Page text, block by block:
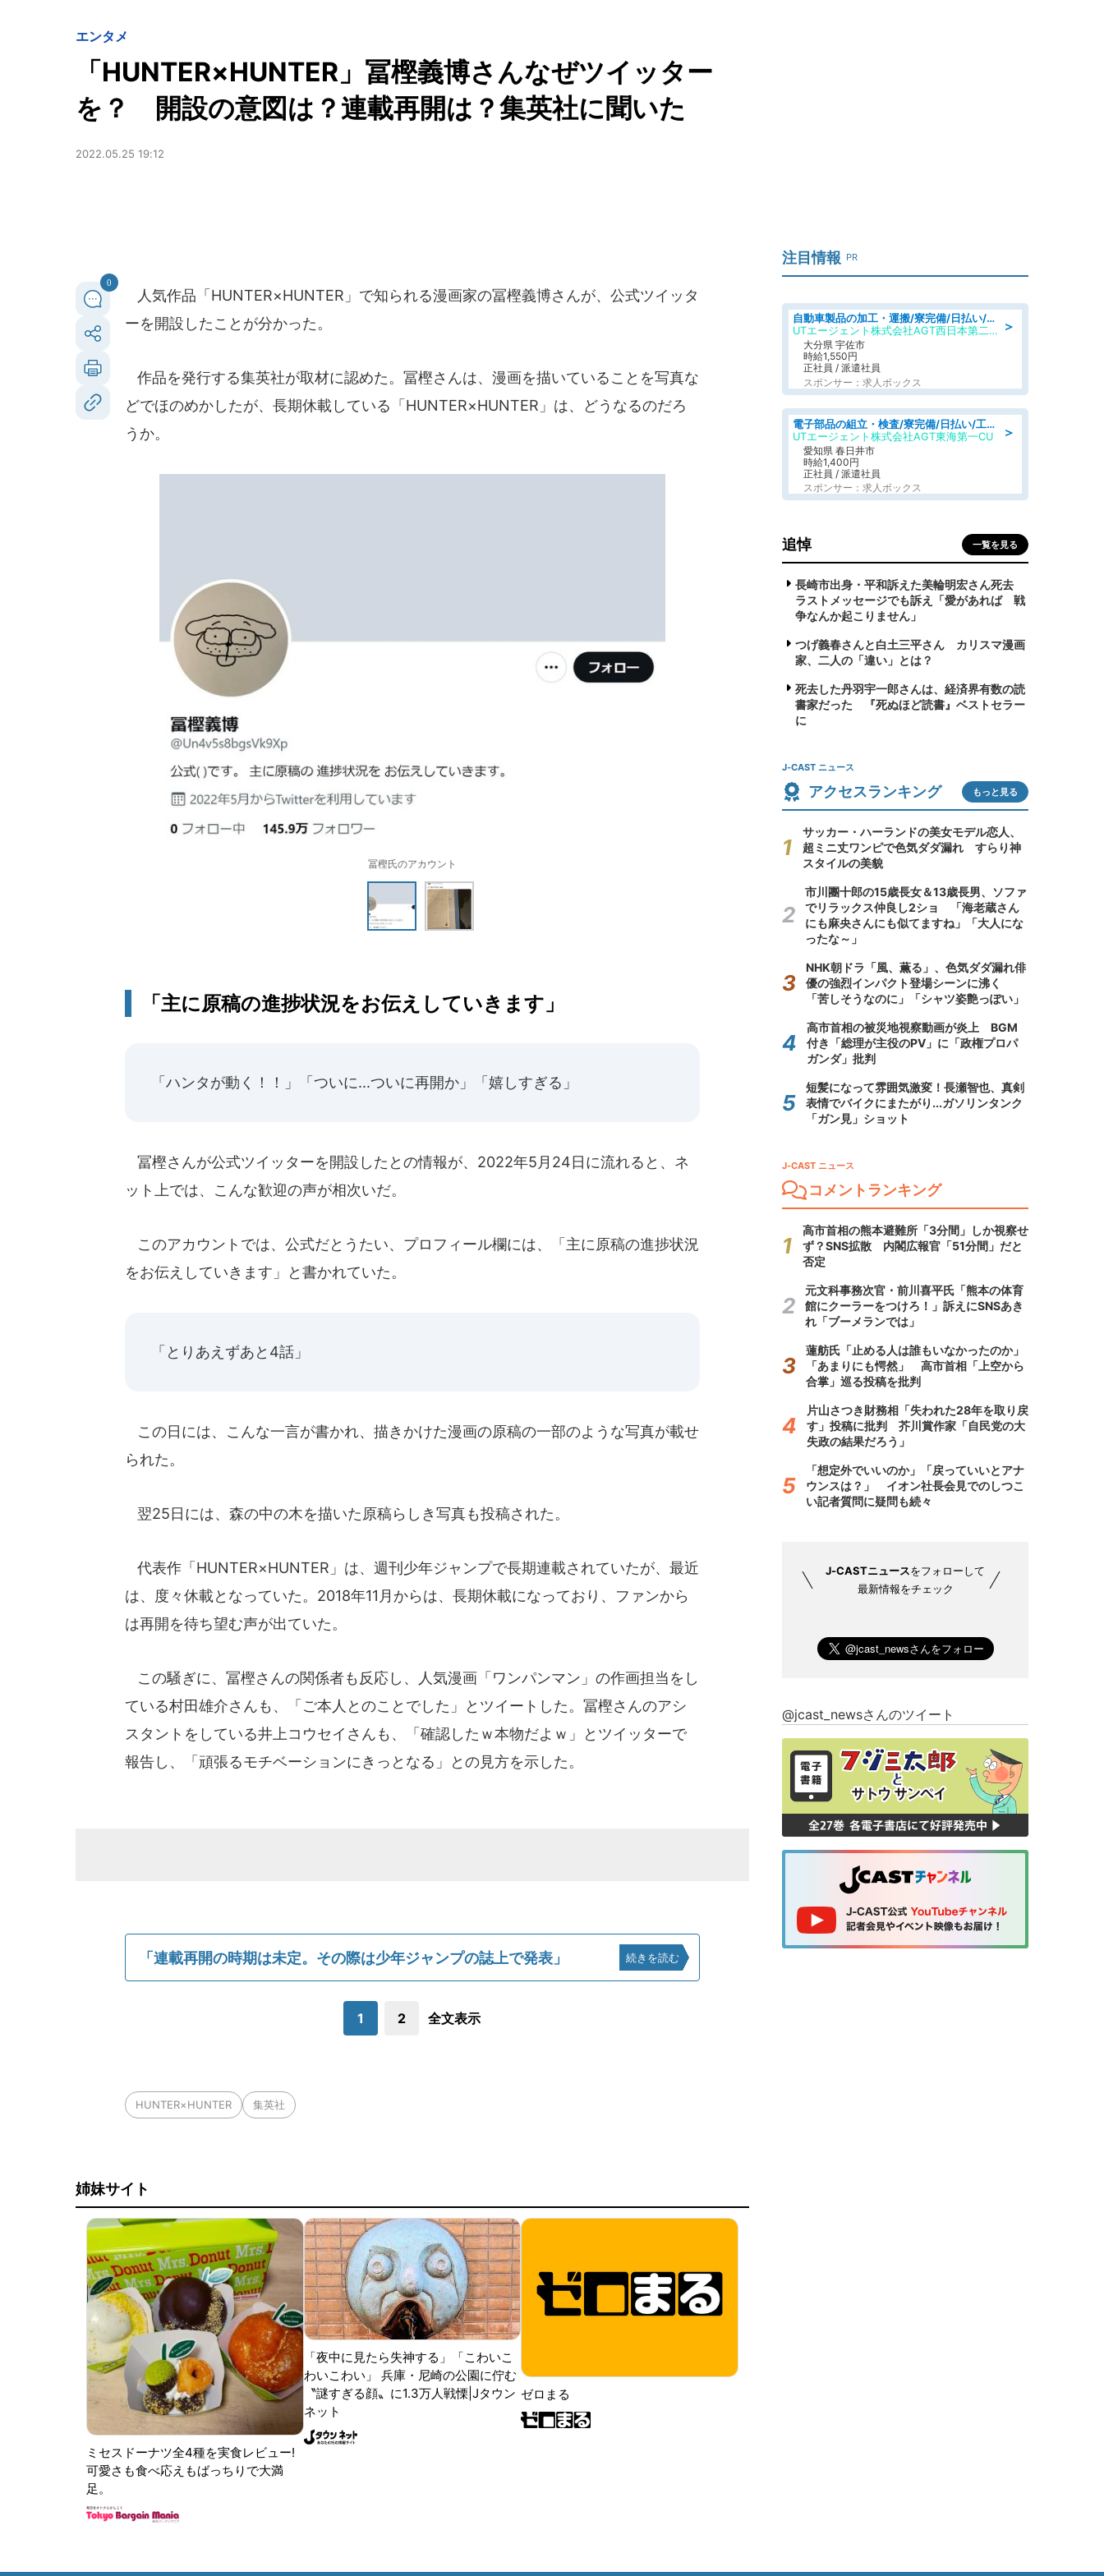
エンタメ
「HUNTER×HUNTER」冨樫義博さんなぜツイッター
を？ 開設の意図は？連載再開は？集英社に聞いた
2022.05.25 19:12
0
人気作品「HUNTER×HUNTER」で知られる漫画家の冨樫義博さんが、公式ツイッタ
ーを開設したことが分かった。
作品を発行する集英社が取材に認めた。冨樫さんは、漫画を描いていることを写真な
どでほのめかしたが、長期休載している「HUNTER×HUNTER」は、どうなるのだろ
うか。
冨樫氏のアカウント
「主に原稿の進捗状況をお伝えしていきます」
「ハンタが動く！！」「ついに...ついに再開か」「嬉しすぎる」
冨樫さんが公式ツイッターを開設したとの情報が、2022年5月24日に流れると、ネ
ット上では、こんな歓迎の声が相次いだ。
このアカウントでは、公式だとうたい、プロフィール欄には、「主に原稿の進捗状況
をお伝えしていきます」と書かれていた。
「とりあえずあと4話」
この日には、こんな一言が書かれ、描きかけた漫画の原稿の一部のような写真が載せ
られた。
翌25日には、森の中の木を描いた原稿らしき写真も投稿された。
代表作「HUNTER×HUNTER」は、週刊少年ジャンプで長期連載されていたが、最近
は、度々休載となっていた。2018年11月からは、長期休載になっており、ファンから
は再開を待ち望む声が出ていた。
この騒ぎに、冨樫さんの関係者も反応し、人気漫画「ワンパンマン」の作画担当をし
ている村田雄介さんも、「ご本人とのことでした」とツイートした。冨樫さんのアシ
スタントをしている井上コウセイさんも、「確認したｗ本物だよｗ」とツイッターで
報告し、「頑張るモチベーションにきっとなる」との見方を示した。
「連載再開の時期は未定。その際は少年ジャンプの誌上で発表」 続きを読む
1 2 全文表示
HUNTER×HUNTER 集英社
姉妹サイト
ミセスドーナツ全4種を実食レビュー!
可愛さも食べ応えもばっちりで大満
足。
「夜中に見たら失神する」「こわいこ
わいこわい」 兵庫・尼崎の公園に佇む
〝謎すぎる顔〟に1.3万人戦慄|Jタウン
ネット
ゼロまる
注目情報 PR
＞
自動車製品の加工・運搬/寮完備/日払い/工場・製造
UTエージェント株式会社AGT西日本第二CU
大分県 宇佐市
時給1,550円
正社員 / 派遣社員
スポンサー：求人ボックス
＞
電子部品の組立・検査/寮完備/日払い/工場・製造
UTエージェント株式会社AGT東海第一CU
愛知県 春日井市
時給1,400円
正社員 / 派遣社員
スポンサー：求人ボックス
追悼 一覧を見る
長崎市出身・平和訴えた美輪明宏さん死去
ラストメッセージでも訴え「愛があれば 戦
争なんか起こりません」
つげ義春さんと白土三平さん カリスマ漫画
家、二人の「違い」とは？
死去した丹羽宇一郎さんは、経済界有数の読
書家だった 『死ぬほど読書』ベストセラー
に
J-CAST ニュース
アクセスランキング もっと見る
サッカー・ハーランドの美女モデル恋人、
超ミニ丈ワンピで色気ダダ漏れ すらり神
スタイルの美貌
市川團十郎の15歳長女＆13歳長男、ソファ
でリラックス仲良し2ショ 「海老蔵さん
にも麻央さんにも似てますね」「大人にな
ったな～」
NHK朝ドラ「風、薫る」、色気ダダ漏れ俳
優の強烈インパクト登場シーンに沸く
「苦しそうなのに」「シャツ姿艶っぽい」
高市首相の被災地視察動画が炎上 BGM
付き「総理が主役のPV」に「政権プロパ
ガンダ」批判
短髪になって雰囲気激変！長瀬智也、真剣
表情でバイクにまたがり...ガソリンタンク
「ガン見」ショット
J-CAST ニュース
コメントランキング
高市首相の熊本避難所「3分間」しか視察せ
ず？SNS拡散 内閣広報官「51分間」だと
否定
元文科事務次官・前川喜平氏「熊本の体育
館にクーラーをつけろ！」訴えにSNSあき
れ「ブーメランでは」
蓮舫氏「止める人は誰もいなかったのか」
「あまりにも愕然」 高市首相「上空から
合掌」巡る投稿を批判
片山さつき財務相「失われた28年を取り戻
す」投稿に批判 芥川賞作家「自民党の大
失政の結果だろう」
「想定外でいいのか」「戻っていいとアナ
ウンスは？」 イオン社長会見でのしつこ
い記者質問に疑問も続々
J-CASTニュースをフォローして
最新情報をチェック
@jcast_newsさんのツイート